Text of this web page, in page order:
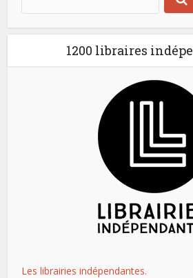
1200 libraires
Les librairies indépendantes.